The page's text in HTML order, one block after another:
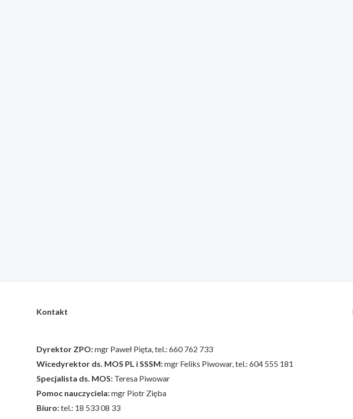
Kontakt
Dyrektor ZPO:mgr Paweł Pięta, tel.: 660 762 733
Wicedyrektor ds. MOS PL i SSSM:mgr Feliks Piwowar, tel.: 604 555 181
Specjalista ds. MOS: Teresa Piwowar
Pomoc nauczyciela:mgr Piotr Zięba
Biuro:tel.: 18 533 08 33